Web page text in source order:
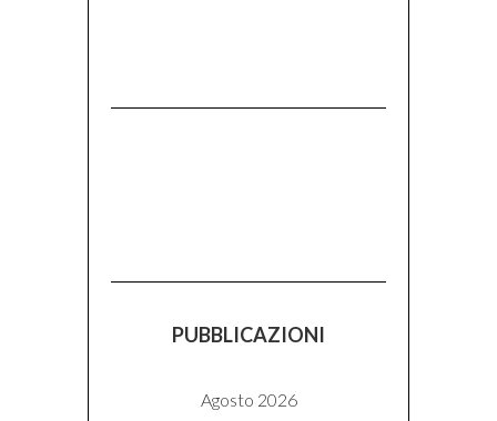
PUBBLICAZIONI
Agosto 2026